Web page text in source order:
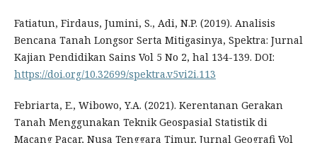
Fatiatun, Firdaus, Jumini, S., Adi, N.P. (2019). Analisis
Bencana Tanah Longsor Serta Mitigasinya, Spektra: Jurnal
Kajian Pendidikan Sains Vol 5 No 2, hal 134-139. DOI:
https://doi.org/10.32699/spektra.v5vi2i.113
Febriarta, E., Wibowo, Y.A. (2021). Kerentanan Gerakan
Tanah Menggunakan Teknik Geospasial Statistik di
Macang Pacar, Nusa Tenggara Timur, Jurnal Geografi Vol